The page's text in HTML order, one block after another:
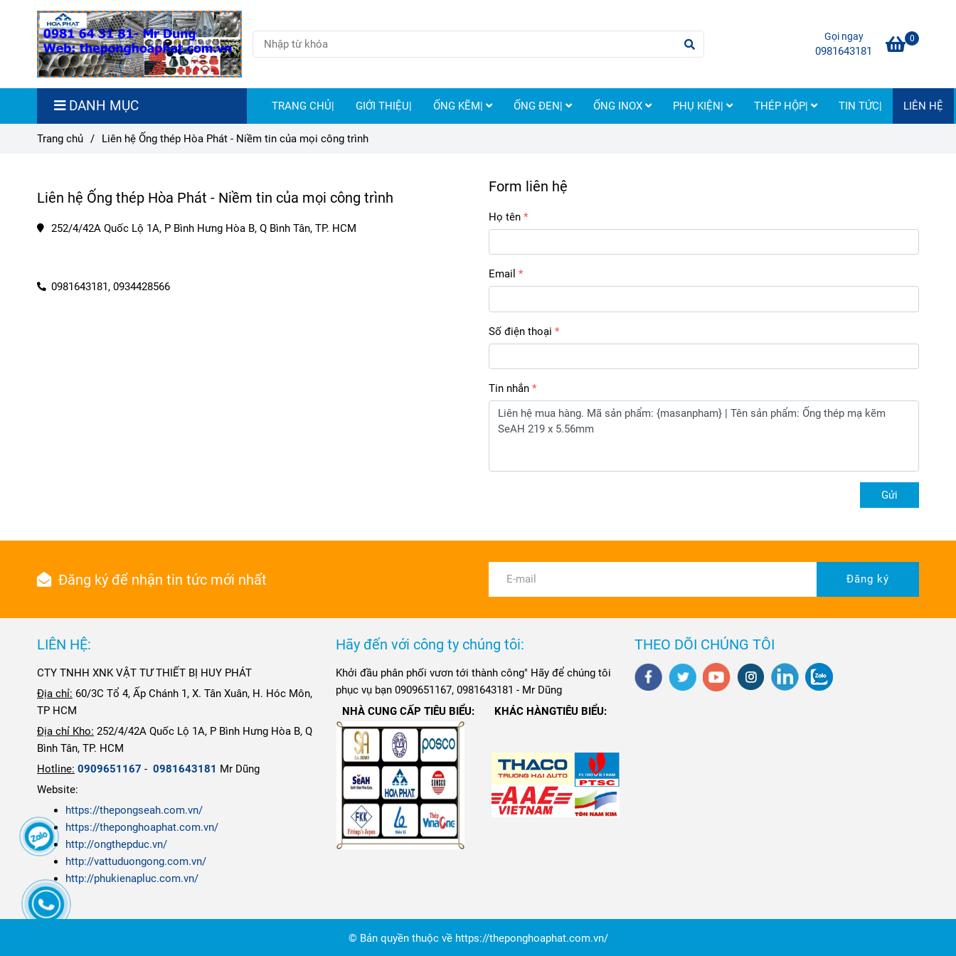
Gọi ngay
0981643181
0
DANH MỤC TRANG CHỦ| GIỚI THIỆU| ỐNG KẼM| ỐNG ĐEN| ỐNG INOX PHỤ KIỆN| THÉP HỘP| TIN TỨC| LIÊN HỆ
Trang chủ / Liên hệ Ống thép Hòa Phát - Niềm tin của mọi công trình
Liên hệ Ống thép Hòa Phát - Niềm tin của mọi công trình
252/4/42A Quốc Lộ 1A, P Bình Hưng Hòa B, Q Bình Tân, TP. HCM
0981643181, 0934428566
Form liên hệ
Họ tên
Email
Số điện thoại
Tin nhắn
Gửi
Đăng ký để nhận tin tức mới nhất Đăng ký
LIÊN HỆ:
CTY TNHH XNK VẬT TƯ THIẾT BỊ HUY PHÁT
Địa chỉ: 60/3C Tổ 4, Ấp Chánh 1, X. Tân Xuân, H. Hóc Môn,
TP HCM
Địa chỉ Kho: 252/4/42A Quốc Lộ 1A, P Bình Hưng Hòa B, Q
Bình Tân, TP. HCM
Hotline: 0909651167 - 0981643181 Mr Dũng
Website:
https://thepongseah.com.vn/
https://theponghoaphat.com.vn/
http://ongthepduc.vn/
http://vattuduongong.com.vn/
http://phukienapluc.com.vn/
Hãy đến với công ty chúng tôi:
Khởi đầu phân phối vươn tới thành công" Hãy để chúng tôi
phục vụ bạn 0909651167, 0981643181 - Mr Dũng
NHÀ CUNG CẤP TIÊU BIỂU:
KHÁC HÀNGTIÊU BIỂU:
THEO DÕI CHÚNG TÔI
© Bản quyền thuộc về https://theponghoaphat.com.vn/